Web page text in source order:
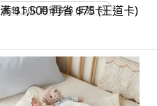
满 $1,500 再省 $75 (王道卡)